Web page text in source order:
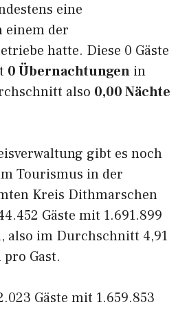
eine
einem der
hatte. Diese 0 Gäste
0 Übernachtungen in
also 0,00 Nächte
gibt es noch
Tourismus in der
Kreis Dithmarschen
Gäste mit 1.691.899
also im Durchschnitt 4,91
Gast.
Gäste mit 1.659.853